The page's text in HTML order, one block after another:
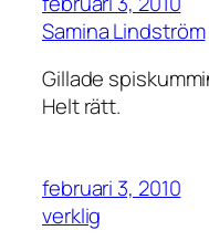
Samina Lindström
Gillade
Helt rätt.
februari 3, 2010
verklig